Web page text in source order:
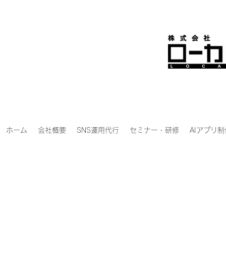
ホーム 会社概要 SNS運用代行 セミナー・研修 AIアプリ制